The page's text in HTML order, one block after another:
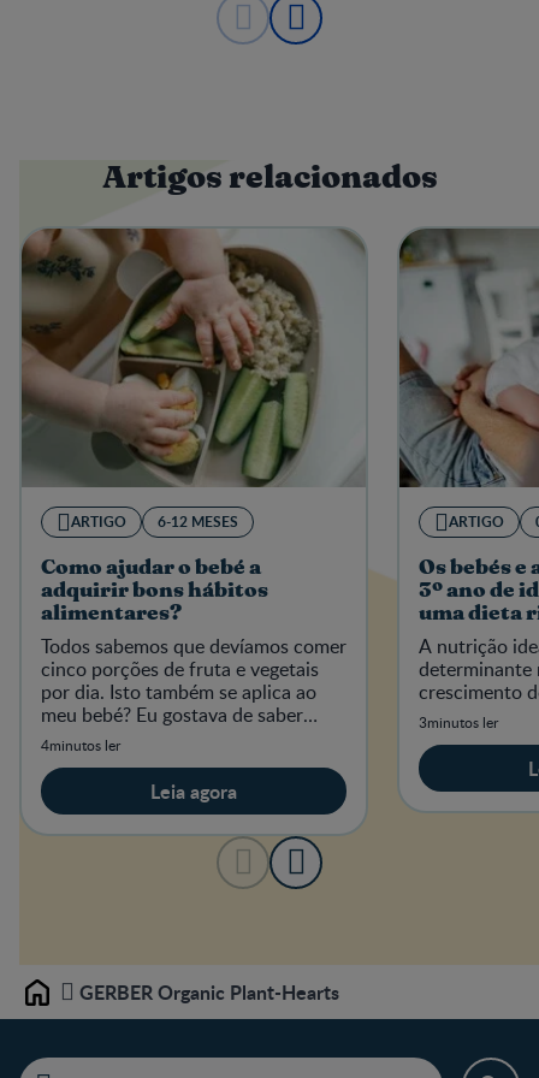
Artigos relacionados
ARTIGO 6-12 MESES
Como ajudar o bebé a
adquirir bons hábitos
alimentares?
Todos sabemos que devíamos comer
cinco porções de fruta e vegetais
por dia. Isto também se aplica ao
meu bebé? Eu gostava de saber
como proporcionar bons hábitos
4minutos ler
Leia agora
ARTIGO
Os bebés e
3º ano de
uma dieta
A nutrição
determinante
crescimento
3minutos ler
Home GERBER Organic Plant-Hearts